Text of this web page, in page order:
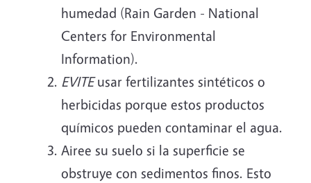
humedad (Rain Garden - National
Centers for Environmental
Information).
EVITEusar fertilizantes sintéticos o
herbicidas porque estos productos
químicos pueden contaminar el agua.
Airee su suelo si la superficie se
obstruye con sedimentos finos. Esto